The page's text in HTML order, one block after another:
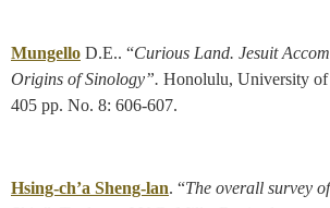
Mungello D.E.. “Curious Land. Jesuit
Origins of Sinology”. Honolulu, University of
405 pp. No. 8: 606-607.
Hsing-ch’a Sheng-lan. “The overall survey